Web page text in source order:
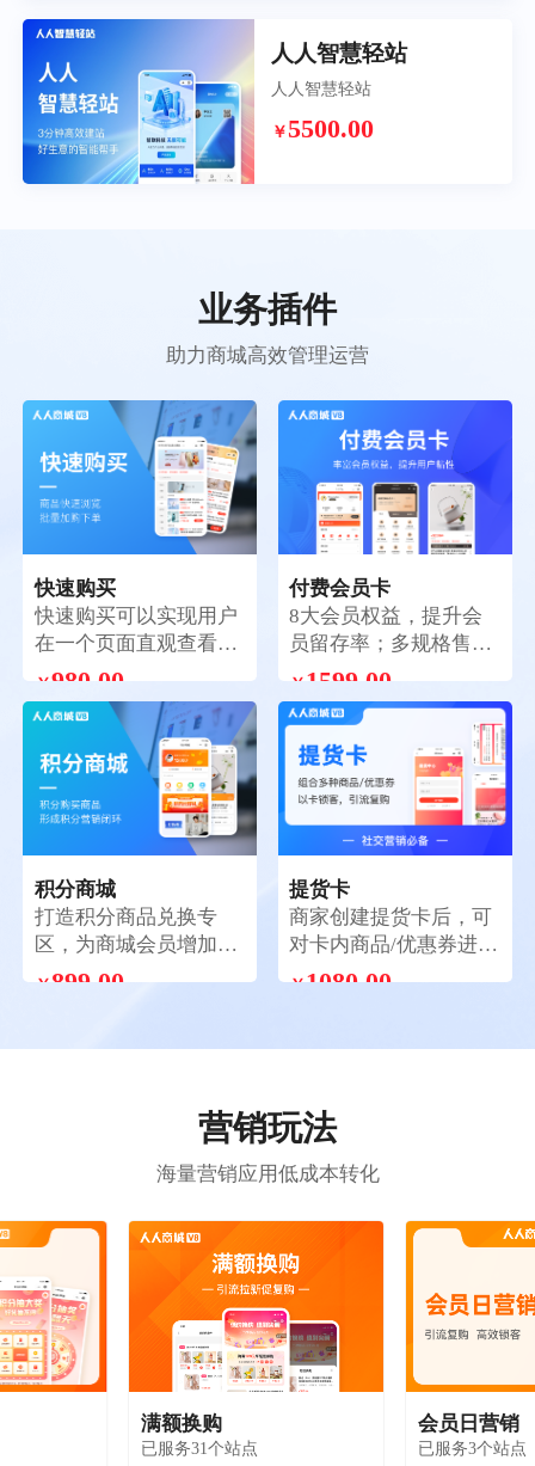
人人智慧轻站
人人智慧轻站
￥5500.00
业务插件
助力商城高效管理运营
快速购买
快速购买可以实现用户
在一个页面直观查看全
部商品，批量加购，一
键结算下单，简化购物
流程，快速完成购买。
￥980.00
付费会员卡
8大会员权益，提升会
员留存率；多规格售
卖，解锁花式玩法；两
种获卡方式，支持兑换
码兑换；会员卡片样式
自定义
￥1599.00
积分商城
打造积分商品兑换专
区，为商城会员增加消
耗积分途径，形成积分
￥899.00
提货卡
商家创建提货卡后，可
对卡内商品/优惠券进行
个性化组合搭配，消费
选择一次性提走全部商
任选其一提货
￥1080.00
营销玩法
海量营销应用低成本转化
满额换购
已服务31个站点
会员日营销
已服务3个站点